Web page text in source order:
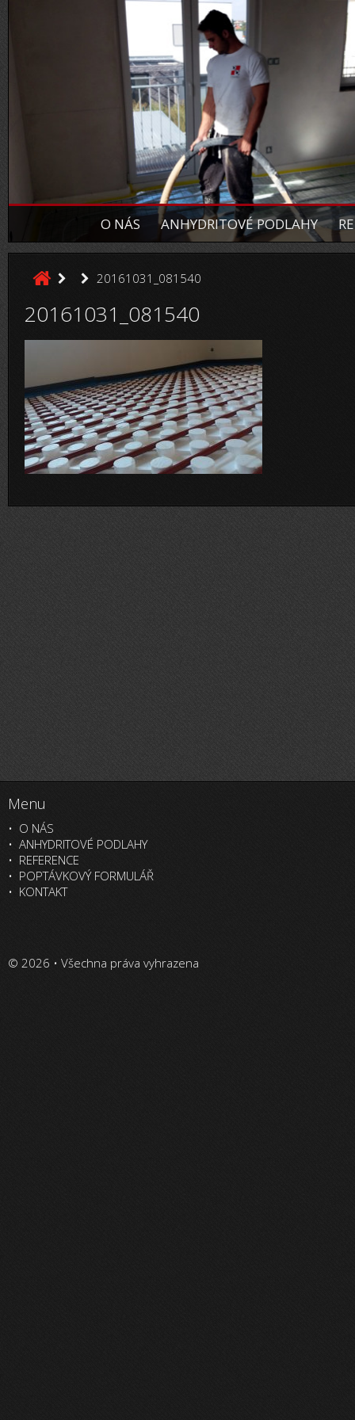
O NÁS ANHYDRITOVÉ PODLAHY
20161031_081540
20161031_081540
Menu
O NÁS
ANHYDRITOVÉ PODLAHY
REFERENCE
POPTÁVKOVÝ FORMULÁŘ
KONTAKT
© 2026 • Všechna práva vyhrazena